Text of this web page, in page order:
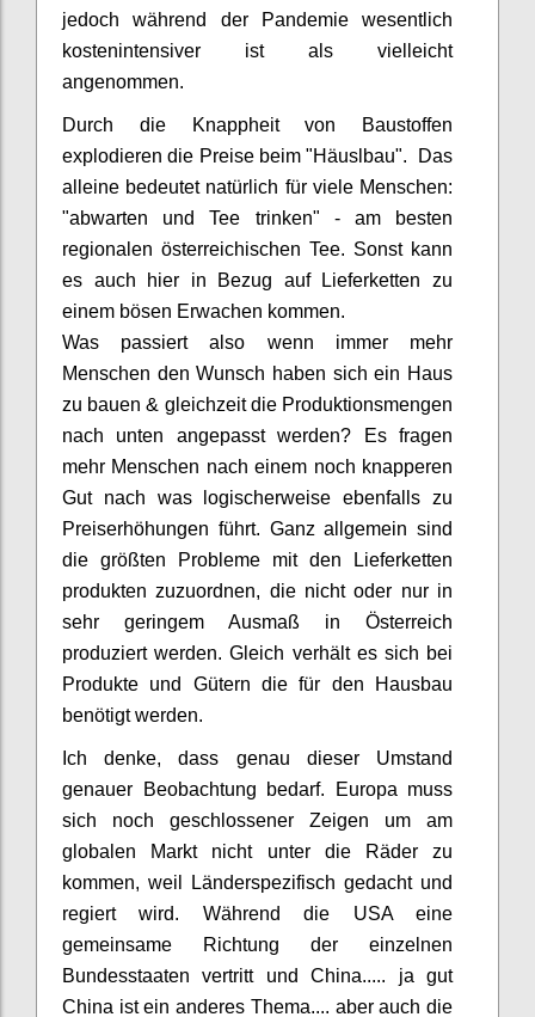
jedoch während der Pandemie wesentlich
kostenintensiver ist als vielleicht
angenommen.
Durch die Knappheit von Baustoffen
explodieren die Preise beim "Häuslbau". Das
alleine bedeutet natürlich für viele Menschen:
"abwarten und Tee trinken" - am besten
regionalen österreichischen Tee. Sonst kann
es auch hier in Bezug auf Lieferketten zu
einem bösen Erwachen kommen.
Was passiert also wenn immer mehr
Menschen den Wunsch haben sich ein Haus
zu bauen & gleichzeit die Produktionsmengen
nach unten angepasst werden? Es fragen
mehr Menschen nach einem noch knapperen
Gut nach was logischerweise ebenfalls zu
Preiserhöhungen führt. Ganz allgemein sind
die größten Probleme mit den Lieferketten
produkten zuzuordnen, die nicht oder nur in
sehr geringem Ausmaß in Österreich
produziert werden. Gleich verhält es sich bei
Produkte und Gütern die für den Hausbau
benötigt werden.
Ich denke, dass genau dieser Umstand
genauer Beobachtung bedarf. Europa muss
sich noch geschlossener Zeigen um am
globalen Markt nicht unter die Räder zu
kommen, weil Länderspezifisch gedacht und
regiert wird. Während die USA eine
gemeinsame Richtung der einzelnen
Bundesstaaten vertritt und China..... ja gut
China ist ein anderes Thema.... aber auch die